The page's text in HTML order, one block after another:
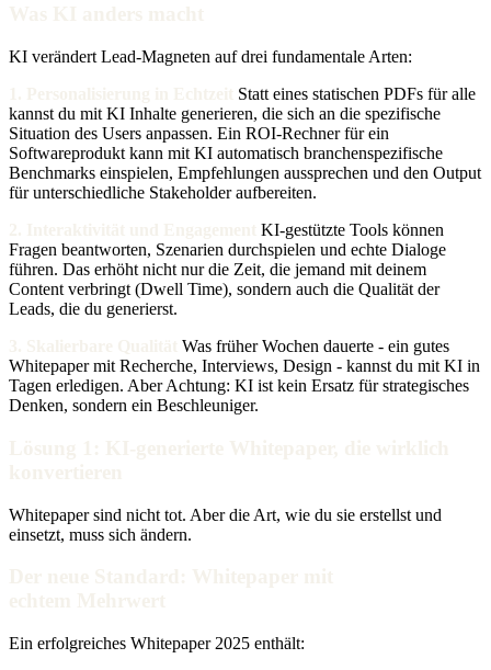
KI verändert Lead-Magneten auf drei fundamentale Arten:
Statt eines statischen PDFs für alle
kannst du mit KI Inhalte generieren, die sich an die spezifische
Situation des Users anpassen. Ein ROI-Rechner für ein
Softwareprodukt kann mit KI automatisch branchenspezifische
Benchmarks einspielen, Empfehlungen aussprechen und den Output
für unterschiedliche Stakeholder aufbereiten.
KI-gestützte Tools können
Fragen beantworten, Szenarien durchspielen und echte Dialoge
führen. Das erhöht nicht nur die Zeit, die jemand mit deinem
Content verbringt (Dwell Time), sondern auch die Qualität der
Leads, die du generierst.
Was früher Wochen dauerte - ein gutes
Whitepaper mit Recherche, Interviews, Design - kannst du mit KI in
Tagen erledigen. Aber Achtung: KI ist kein Ersatz für strategisches
Denken, sondern ein Beschleuniger.
Whitepaper sind nicht tot. Aber die Art, wie du sie erstellst und
einsetzt, muss sich ändern.
Ein erfolgreiches Whitepaper 2025 enthält: